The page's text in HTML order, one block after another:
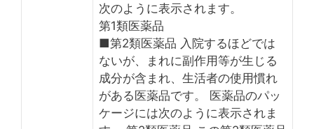
次のように表示されます。
第1類医薬品
■第2類医薬品 入院するほどでは
ないが、まれに副作用等が生じる
成分が含まれ、生活者の使用慣れ
がある医薬品です。 医薬品のパッ
ケージには次のように表示されま